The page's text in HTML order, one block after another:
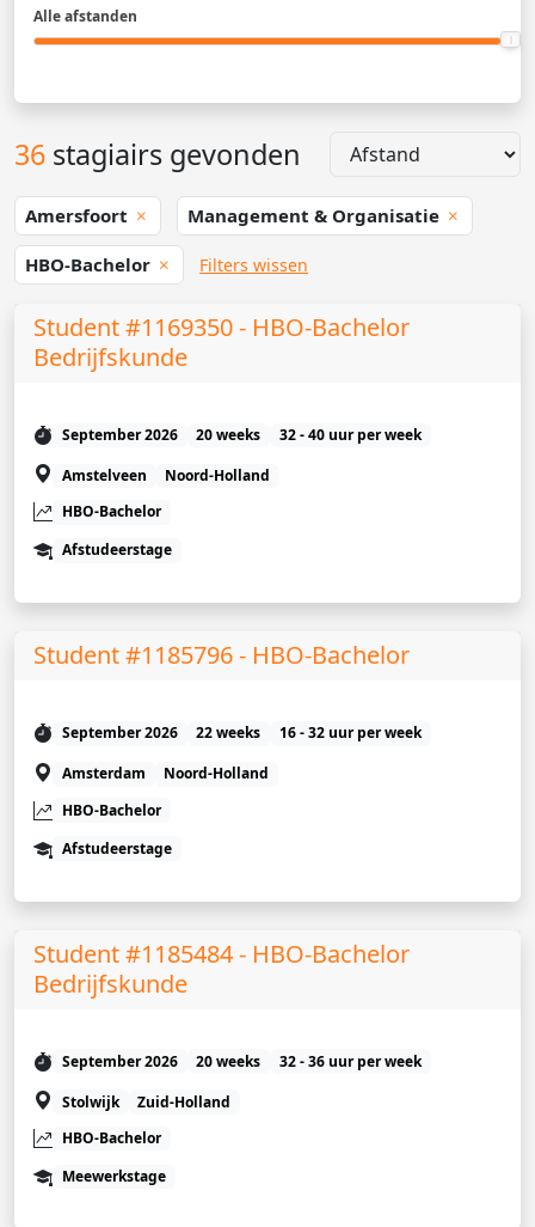
Alle afstanden
36 stagiairs gevonden
Amersfoort Management & Organisatie
HBO-Bachelor Filters wissen
Student #1169350 - HBO-Bachelor
Bedrijfskunde
September 2026 20 weeks
32 - 40 uur per week
Amstelveen
Noord-Holland
HBO-Bachelor
Afstudeerstage
Student #1185796 - HBO-Bachelor
September 2026 22 weeks
16 - 32 uur per week
Amsterdam
Noord-Holland
HBO-Bachelor
Afstudeerstage
Student #1185484 - HBO-Bachelor
Bedrijfskunde
September 2026 20 weeks
32 - 36 uur per week
Stolwijk
Zuid-Holland
HBO-Bachelor
Meewerkstage